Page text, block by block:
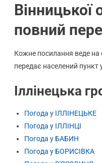
Вінницької
повний
Кожне посилання веде на
передає населений пункт
Іллінецька
Погода у ІЛЛІНЕЦЬКЕ
Погода у ІЛЛІНЦІ
Погода у БАБИН
Погода у БОРИСІВКА